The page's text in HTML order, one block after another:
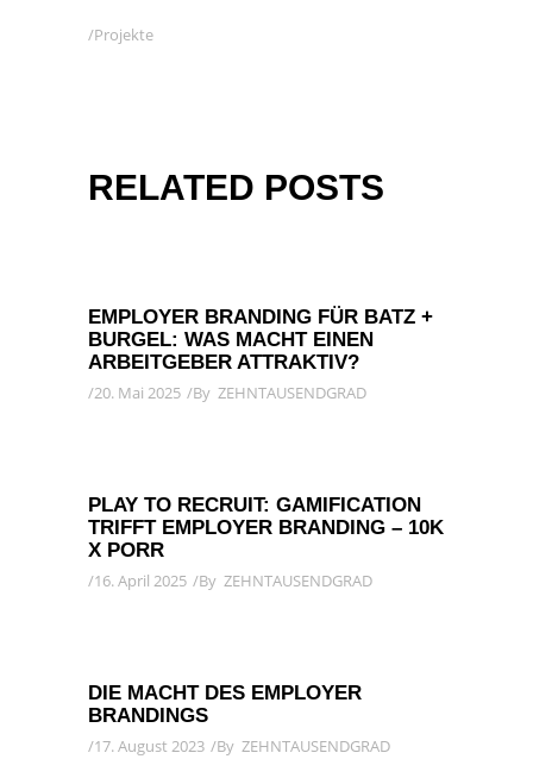
Projekte
RELATED POSTS
EMPLOYER BRANDING FÜR BATZ +
BURGEL: WAS MACHT EINEN
ARBEITGEBER ATTRAKTIV?
20. Mai 2025 By ZEHNTAUSENDGRAD
PLAY TO RECRUIT: GAMIFICATION
TRIFFT EMPLOYER BRANDING – 10K
X PORR
16. April 2025 By ZEHNTAUSENDGRAD
DIE MACHT DES EMPLOYER
BRANDINGS
17. August 2023 By ZEHNTAUSENDGRAD